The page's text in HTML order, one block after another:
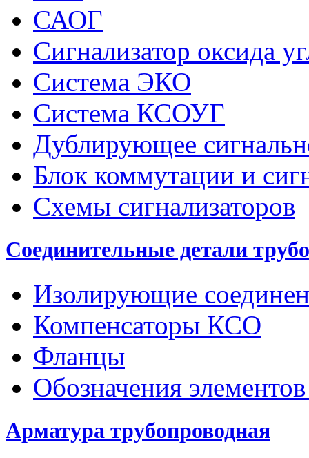
САОГ
Сигнализатор оксида
Система ЭКО
Система КСОУГ
Дублирующее
Блок коммутации и
Схемы сигнализаторов
Соединительные детали
Изолирующие
Компенсаторы КСО
Фланцы
Обозначения
Арматура трубопроводная